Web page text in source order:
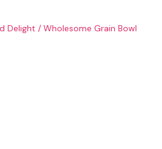
Delight / Wholesome Grain Bowl